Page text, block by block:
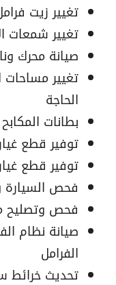
تغيير زيت
تغيير شمعات
صيانة محرك
تغيير مساحات
الحاجة
بطانات
توفير قطع
توفير قطع
فحص السيارة
فحص وتصليح
صيانة نظام
الفرامل
تحديث خرائط